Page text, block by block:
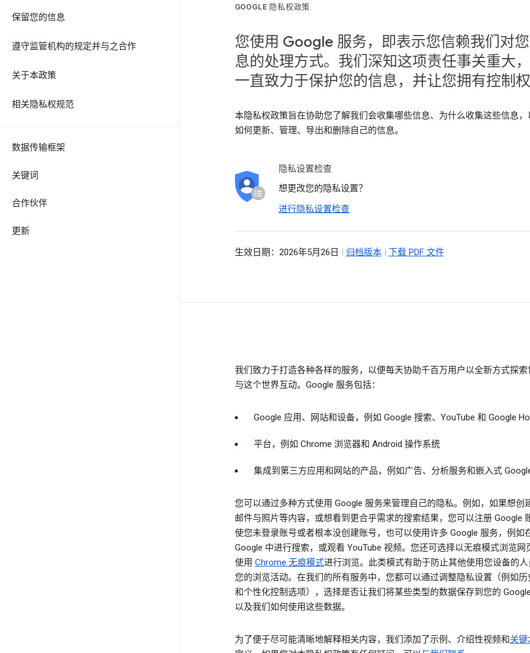
保留您的信息
遵守监管机构的规定并与之合作
关于本政策
相关隐私权规范
数据传输框架
关键词
合作伙伴
更新
GOOGLE 隐私权政策
您使用 Google 服务，即表示您信赖我们对
息的处理方式。我们深知这项责任事关重大
一直致力于保护您的信息，并让您拥有控制
本隐私权政策旨在协助您了解我们会收集哪些信息、为什么收集这些信息，
如何更新、管理、导出和删除自己的信息。
隐私设置检查
想更改您的隐私设置？
进行隐私设置检查
生效日期：2026年5月26日 | 归档版本 | 下载 PDF 文件
我们致力于打造各种各样的服务，以便每天协助千百万用户以全新方式探索
与这个世界互动。Google 服务包括：
Google 应用、网站和设备，例如 Google 搜索、YouTube 和 Google
平台，例如 Chrome 浏览器和 Android 操作系统
集成到第三方应用和网站的产品，例如广告、分析服务和嵌入式
您可以通过多种方式使用 Google 服务来管理自己的隐私。例如，如果想创
邮件与照片等内容，或想看到更合乎需求的搜索结果，您可以注册 Google
使您未登录账号或者根本没创建账号，也可以使用许多 Google 服务，例如
Google 中进行搜索，或观看 YouTube 视频。您还可选择以无痕模式浏览网
使用 Chrome 无痕模式进行浏览。此类模式有助于防止其他使用您设备的
您的浏览活动。在我们的所有服务中，您都可以通过调整隐私设置（例如历
和个性化控制选项），选择是否让我们将某些类型的数据保存到您的
以及我们如何使用这些数据。
为了便于尽可能清晰地解释相关内容，我们添加了示例、介绍性视频和关键